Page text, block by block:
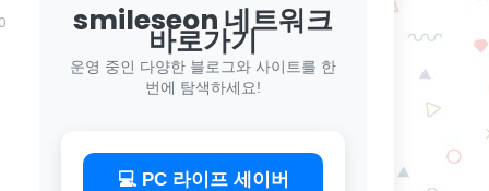
smileseon 네트워크
바로가기
운영 중인 다양한 블로그와 사이트를 한
번에 탐색하세요!
💻 PC 라이프 세이버